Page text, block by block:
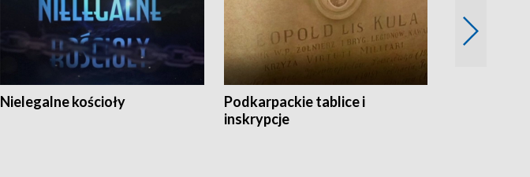
Nielegalne kościoły
Podkarpackie tablice i
inskrypcje